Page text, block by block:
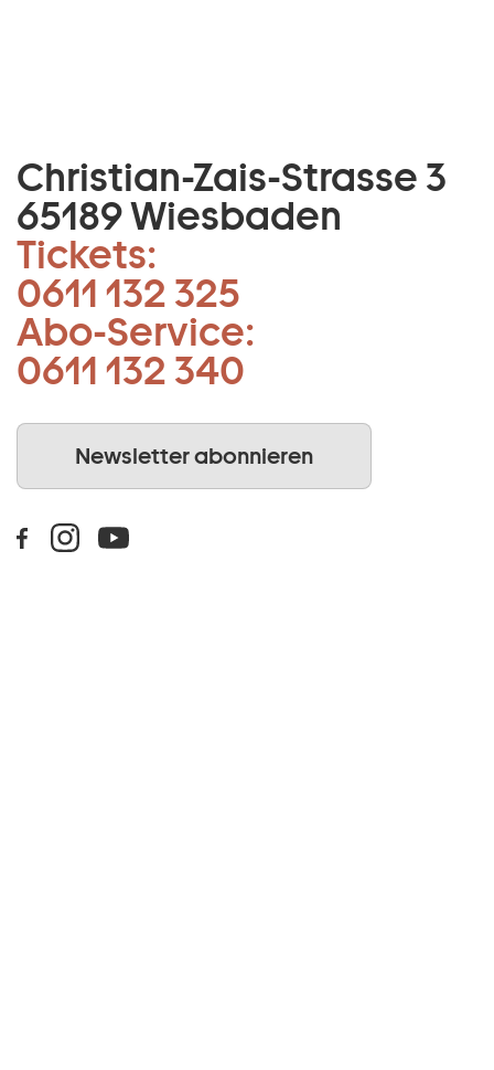
Christian-Zais-Strasse 3
65189 Wiesbaden
Tickets:
0611 132 325
Abo-Service:
0611 132 340
Newsletter abonnieren